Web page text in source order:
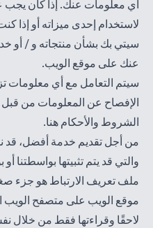
أي معلومات عنك. إذا كان يجب
لاستخدام إحدى ميزاته أو إذا
سيتي بك بشأن منتجاته و / أو
عنك على موقع الويب.
الإفصاح عن المعلومات من
الشروط والأحكام هناnew tab.
من أجل تقديم خدمة أفضل، قد
والتي قد يتم تثبيتها بواسطتنا
ملف تعريف الارتباط هو جزء
موقع الويب على متصفح الويب
لاحقًا وقراءتها فقط من خلال